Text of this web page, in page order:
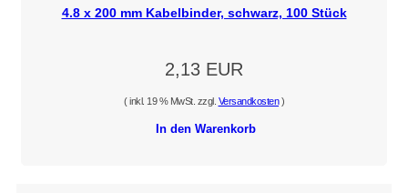
4.8 x 200 mm Kabelbinder, schwarz, 100 Stück
2,13 EUR
( inkl. 19 % MwSt. zzgl. Versandkosten)
In den Warenkorb